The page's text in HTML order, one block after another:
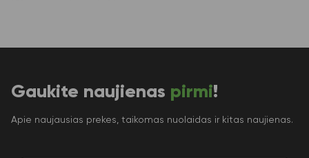
Gaukite naujienas pirmi!
Apie naujausias prekes, taikomas nuolaidas ir kitas naujienas.